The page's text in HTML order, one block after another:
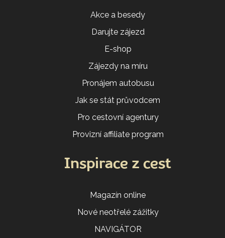
Akce a besedy
Darujte zájezd
E-shop
Zájezdy na míru
Pronájem autobusu
Jak se stát průvodcem
Pro cestovní agentury
Provizní affiliate program
Inspirace z cest
Magazín online
Nové neotřelé zážitky
NAVIGÁTOR